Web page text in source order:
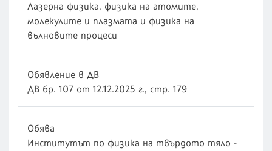
Лазерна физика, физика на атомите,
молекулите и плазмата и физика на
вълновите процеси
Обявление в ДВ
ДВ бр. 107 от 12.12.2025 г., стр. 179
Обява
Институтът по физика на твърдото тяло -